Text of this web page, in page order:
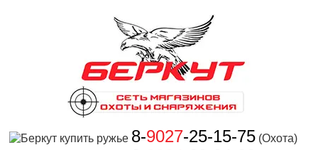
8-9027-25-15-75 (Охота)